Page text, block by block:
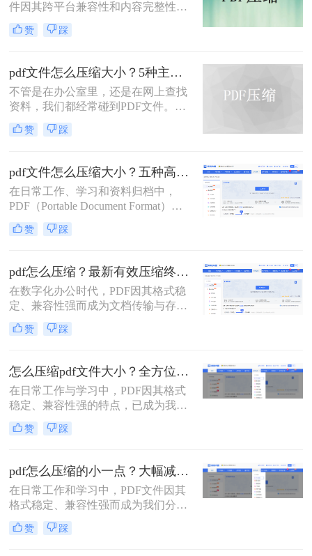
件因其跨平台兼容性和内容完整性而
广泛应用于各种场合。然而，随着
PDF文件中包含的图片、图表、字体
大，给存储和传输带来了不便。那么
怎么压缩pdf大小呢？为了解决这个问
题，本文将介绍三种压缩PDF大小的
方法。
赞 踩
pdf文件怎么压缩大小？5种主流压缩方法分享！
不管是在办公室里，还是在网上查找
资料，我们都经常碰到PDF文件。在
工作中，发送邮件需要PDF文件格
式，但太大的PDF文件也是一个棘手
被限制为5M，否则就发送不了。若能
pdf文件怎么压缩大小，那就可轻松上
传。在今天，我们将分享两种简单的
pdf文件压缩方式。
赞 踩
pdf文件怎么压缩大小？五种高效方法全面解析与实战！
在日常工作、学习和资料归档中，
PDF（Portable Document Format）因
其跨平台、格式固定的特性而成为最
常用的文件格式之一。然而，随之而
不仅占用存储空间，更在邮件发送、
即时通讯传输和网页上传时带来诸多
不便。如何在不显著损失质量的前提
下，有效“瘦身”PDF文件，已成为一
项必备技能。
赞 踩
pdf怎么压缩？最新有效压缩终极指南！
在数字化办公时代，PDF因其格式稳
定、兼容性强而成为文档传输与存档
的首选。然而，高分辨率图片、嵌入
字体和多媒体内容也使得PDF文件体
送、云端存储和即时分享带来了巨大
困扰。如何高效、无损（或视觉无
损）地压缩PDF，成为一个普遍需
求。那么pdf怎么压缩呢？
赞 踩
怎么压缩pdf文件大小？全方位高效压缩方法终极指南！
在日常工作与学习中，PDF因其格式
稳定、兼容性强的特点，已成为我们
分享文档、报告和论文的首选格式。
然而，过大的PDF文件常常会带来诸
度、占用大量存储空间，甚至可能超
出某些平台的上传限制。因此，掌握
怎么压缩pdf文件大小的技能显得至关
重要。
赞 踩
pdf怎么压缩的小一点？大幅减小文件体积的有效方法全解析！
在日常工作和学习中，PDF文件因其
格式稳定、兼容性强而成为我们分享
文档、报告和资料的首选格式。然
而，随之而来的问题也显而易见：过
赞 踩